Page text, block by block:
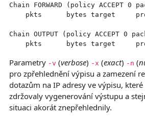
Chain FORWARD (policy ACCEPT 0
pkts      bytes target
Chain OUTPUT (policy ACCEPT 0
Parametry -v (verbose) -x (exact) -n (
pro zpřehlednění výpisu a zamezení
dotazům na IP adresy ve výpisu,
zdržovaly vygenerování výstupu a
situaci akorát znepřehlednily.